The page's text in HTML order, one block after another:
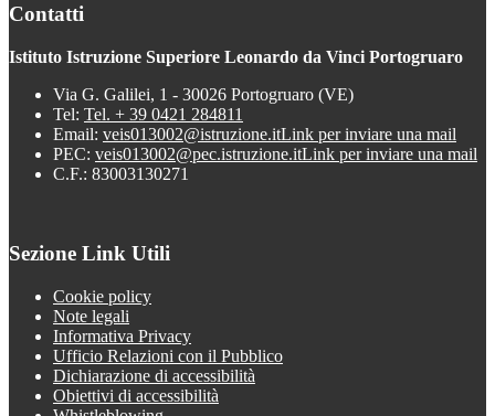
Contatti
Istituto Istruzione Superiore Leonardo da Vinci Portogruaro
Via G. Galilei, 1 - 30026 Portogruaro (VE)
Tel: Tel. + 39 0421 284811
Email: veis013002@istruzione.itLink per inviare una mail
PEC: veis013002@pec.istruzione.itLink per inviare una mail
C.F.: 83003130271
Sezione Link Utili
Cookie policy
Note legali
Informativa Privacy
Ufficio Relazioni con il Pubblico
Dichiarazione di accessibilità
Obiettivi di accessibilità